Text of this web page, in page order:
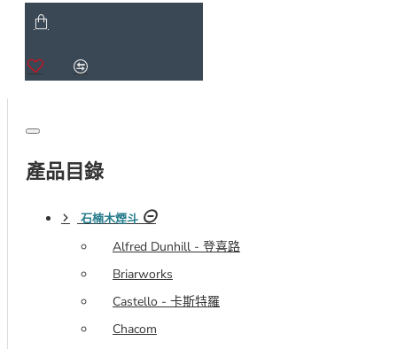
產品目錄
石楠木煙斗
Alfred Dunhill - 登喜路
Briarworks
Castello - 卡斯特羅
Chacom